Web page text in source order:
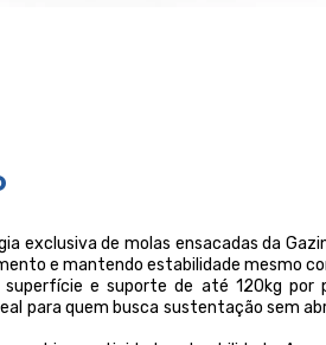
exclusiva de molas ensacadas da
e mantendo estabilidade mesmo
e suporte de até 120kg por
para quem busca sustentação sem